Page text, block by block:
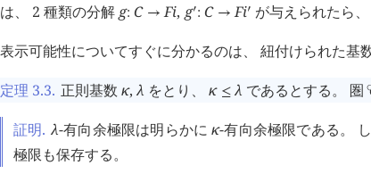
は、 2 種類の分解 g: C → Fi, g󰎘: C → Fi󰎘 が与えられたら
表示可能性についてすぐに分かるのは、 紐付けられた基
定理 3.3. 正則基数 κ, λ をとり、κ ≤ λ であるとする。 圏
証明. λ-有向余極限は明らかにκ-有向余極限である。
極限も保存する。